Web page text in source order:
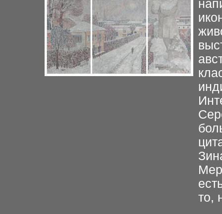
то,